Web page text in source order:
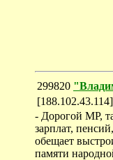
299820
[188.102.43.114]
- Дорогой МР,
зарплат,
обещает
памяти